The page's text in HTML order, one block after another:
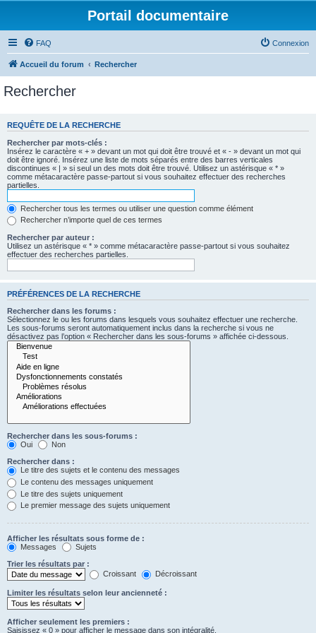
Portail documentaire
FAQ Connexion
Accueil du forum Rechercher
Rechercher
REQUÊTE DE LA RECHERCHE
Rechercher par mots-clés :
Insérez le caractère « + » devant un mot qui doit être trouvé et « - » devant un mot qui
doit être ignoré. Insérez une liste de mots séparés entre des barres verticales
discontinues « | » si seul un des mots doit être trouvé. Utilisez un astérisque « * »
comme métacaractère passe-partout si vous souhaitez effectuer des recherches
partielles.
Rechercher tous les termes ou utiliser une question comme élément
Rechercher n’importe quel de ces termes
Rechercher par auteur :
Utilisez un astérisque « * » comme métacaractère passe-partout si vous souhaitez
effectuer des recherches partielles.
PRÉFÉRENCES DE LA RECHERCHE
Rechercher dans les forums :
Sélectionnez le ou les forums dans lesquels vous souhaitez effectuer une recherche.
Les sous-forums seront automatiquement inclus dans la recherche si vous ne
désactivez pas l’option « Rechercher dans les sous-forums » affichée ci-dessous.
Rechercher dans les sous-forums :
Oui
Non
Rechercher dans :
Le titre des sujets et le contenu des messages
Le contenu des messages uniquement
Le titre des sujets uniquement
Le premier message des sujets uniquement
Afficher les résultats sous forme de :
Messages
Sujets
Trier les résultats par :
Croissant
Décroissant
Limiter les résultats selon leur ancienneté :
Afficher seulement les premiers :
Saisissez « 0 » pour afficher le message dans son intégralité.